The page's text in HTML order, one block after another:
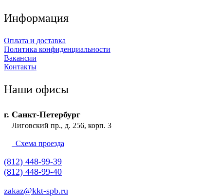
Информация
Оплата и доставка
Политика конфиденциальности
Вакансии
Контакты
Наши офисы
г. Санкт-Петербург
Лиговский пр., д. 256, корп. 3
Схема проезда
(812) 448-99-39
(812) 448-99-40
zakaz@kkt-spb.ru